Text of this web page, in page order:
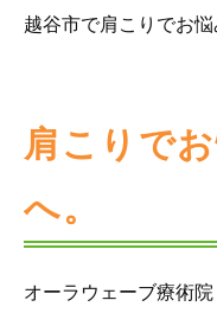
越谷市で肩こりでお
肩こりで
へ。
オーラウェーブ療術院